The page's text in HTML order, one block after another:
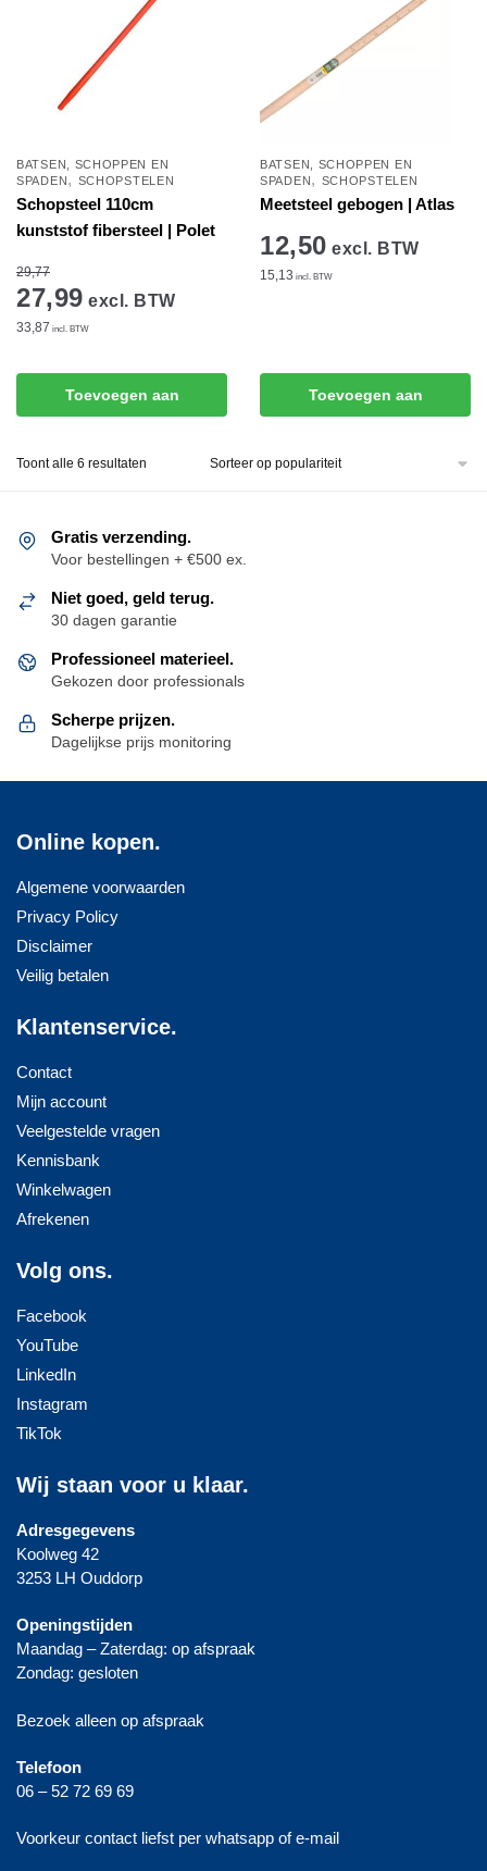
worden
productpagina
worden
op
de
BATSEN, SCHOPPEN EN
SPADEN, SCHOPSTELEN
Schopsteel 110cm
kunststof fibersteel | Polet
29,77
27,99 excl. BTW
33,87 incl. BTW
Toevoegen aan
BATSEN, SCHOPPEN EN
SPADEN, SCHOPSTELEN
Meetsteel gebogen | Atlas
12,50 excl. BTW
15,13 incl. BTW
Toevoegen aan
Toont alle 6 resultaten Gesorteerd
Gratis verzending.
Voor bestellingen + €500 ex.
Niet goed, geld terug.
30 dagen garantie
Professioneel materieel.
Gekozen door professionals
Scherpe prijzen.
Dagelijkse prijs monitoring
Online kopen.
Algemene voorwaarden
Privacy Policy
Disclaimer
Veilig betalen
Klantenservice.
Contact
Mijn account
Veelgestelde vragen
Kennisbank
Winkelwagen
Afrekenen
Volg ons.
Facebook
YouTube
LinkedIn
Instagram
TikTok
Wij staan voor u klaar.
Adresgegevens
Koolweg 42
3253 LH Ouddorp
Openingstijden
Maandag – Zaterdag: op afspraak
Zondag: gesloten
Bezoek alleen op afspraak
Telefoon
06 – 52 72 69 69
Voorkeur contact liefst per whatsapp of e-mail